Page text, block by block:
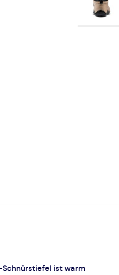
Schnürstiefel ist warm